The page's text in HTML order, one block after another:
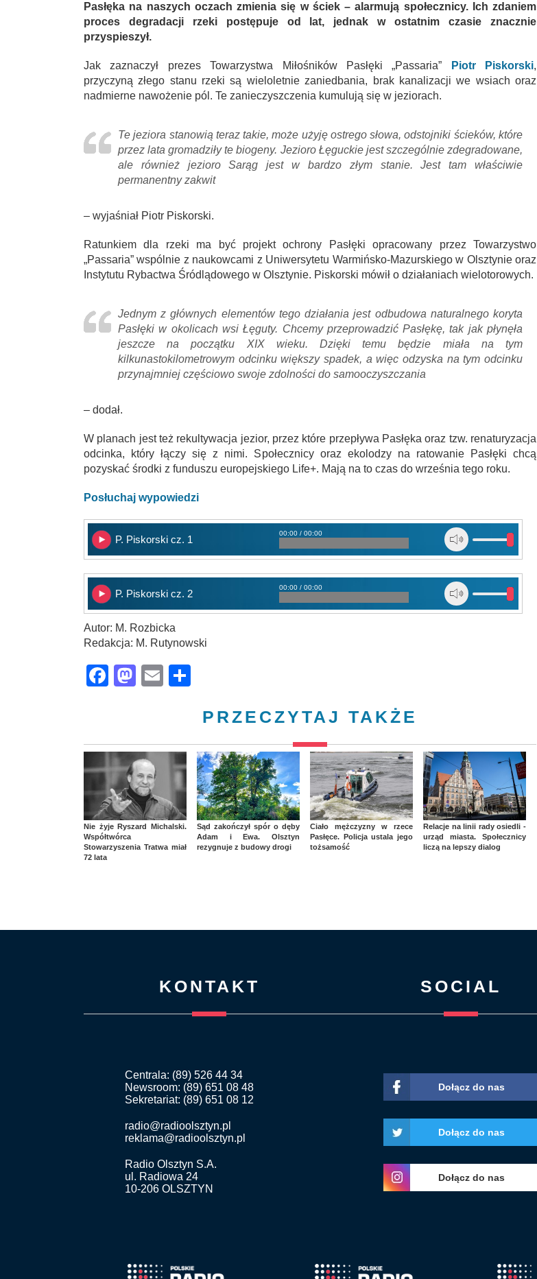
Pasłęka na naszych oczach zmienia się w ściek – alarmują społecznicy. Ich zdaniem
proces degradacji rzeki postępuje od lat, jednak w ostatnim czasie znacznie
przyspieszył.
Jak zaznaczył prezes Towarzystwa Miłośników Pasłęki „Passaria” Piotr Piskorski,
przyczyną złego stanu rzeki są wieloletnie zaniedbania, brak kanalizacji we wsiach oraz
nadmierne nawożenie pól. Te zanieczyszczenia kumulują się w jeziorach.
Te jeziora stanowią teraz takie, może użyję ostrego słowa, odstojniki ścieków, które
przez lata gromadziły te biogeny. Jezioro Łęguckie jest szczególnie zdegradowane,
ale również jezioro Sarąg jest w bardzo złym stanie. Jest tam właściwie
permanentny zakwit
– wyjaśniał Piotr Piskorski.
Ratunkiem dla rzeki ma być projekt ochrony Pasłęki opracowany przez Towarzystwo
„Passaria” wspólnie z naukowcami z Uniwersytetu Warmińsko-Mazurskiego w Olsztynie oraz
Instytutu Rybactwa Śródlądowego w Olsztynie. Piskorski mówił o działaniach wielotorowych.
Jednym z głównych elementów tego działania jest odbudowa naturalnego koryta
Pasłęki w okolicach wsi Łęguty. Chcemy przeprowadzić Pasłękę, tak jak płynęła
jeszcze na początku XIX wieku. Dzięki temu będzie miała na tym
kilkunastokilometrowym odcinku większy spadek, a więc odzyska na tym odcinku
przynajmniej częściowo swoje zdolności do samooczyszczania
– dodał.
W planach jest też rekultywacja jezior, przez które przepływa Pasłęka oraz tzw. renaturyzacja
odcinka, który łączy się z nimi. Społecznicy oraz ekolodzy na ratowanie Pasłęki chcą
pozyskać środki z funduszu europejskiego Life+. Mają na to czas do września tego roku.
Posłuchaj wypowiedzi
P. Piskorski cz. 1
00:00 / 00:00
P. Piskorski cz. 2
00:00 / 00:00
Autor: M. Rozbicka
Redakcja: M. Rutynowski
Facebook
Mastodon
Email
PRZECZYTAJ TAKŻE
Nie żyje Ryszard Michalski.
Współtwórca
Stowarzyszenia Tratwa miał
72 lata
Sąd zakończył spór o dęby
Adam i Ewa. Olsztyn
rezygnuje z budowy drogi
Ciało mężczyzny w rzece
Pasłęce. Policja ustala jego
tożsamość
Relacje na linii rady osiedli -
urząd miasta. Społecznicy
liczą na lepszy dialog
KONTAKT
Centrala: (89) 526 44 34
Newsroom: (89) 651 08 48
Sekretariat: (89) 651 08 12
radio@radioolsztyn.pl
reklama@radioolsztyn.pl
Radio Olsztyn S.A.
ul. Radiowa 24
10-206 OLSZTYN
SOCIAL
Dołącz do nas
Dołącz do nas
Dołącz do nas